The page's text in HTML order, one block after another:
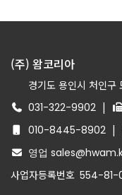
(주) 왐코리아
경기도 용인시 처인구
031-322-9902 |
010-8445-8902 |
영업
사업자등록번호 554-81-